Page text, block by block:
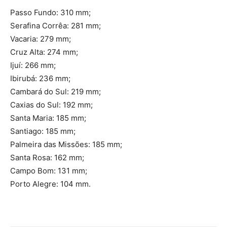
Passo Fundo: 310 mm;
Serafina Corrêa: 281 mm;
Vacaria: 279 mm;
Cruz Alta: 274 mm;
Ijuí: 266 mm;
Ibirubá: 236 mm;
Cambará do Sul: 219 mm;
Caxias do Sul: 192 mm;
Santa Maria: 185 mm;
Santiago: 185 mm;
Palmeira das Missões: 185 mm;
Santa Rosa: 162 mm;
Campo Bom: 131 mm;
Porto Alegre: 104 mm.